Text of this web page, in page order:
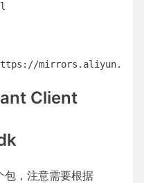
Client
，注意需要根据